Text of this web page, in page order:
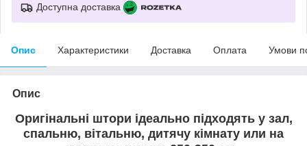
Доступна доставка
Опис Характеристики Доставка Оплата Умови
Опис
Оригінальні штори ідеально підходять у зал,
спальню, вітальню, дитячу кімнату или на